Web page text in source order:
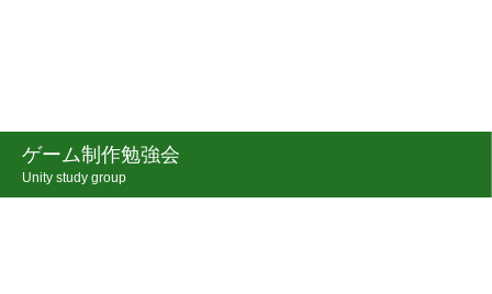
ゲーム制作勉強会
Unity study group